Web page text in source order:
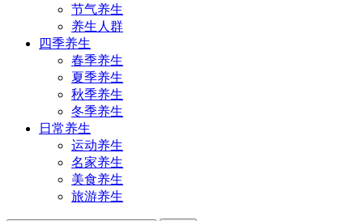
节气养生
养生人群
四季养生
春季养生
夏季养生
秋季养生
冬季养生
日常养生
运动养生
名家养生
美食养生
旅游养生